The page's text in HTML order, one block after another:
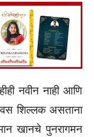
नवीन नाही आणि
शिल्लक असताना
खानचे पुनरागमन